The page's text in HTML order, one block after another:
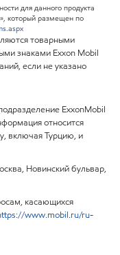
для данного продукта
который размещен по
товарными
знаками Exxon Mobil
если не указано
ExxonMobil
относится
включая Турцию, и
Новинский бульвар,
касающихся
://www.mobil.ru/ru-